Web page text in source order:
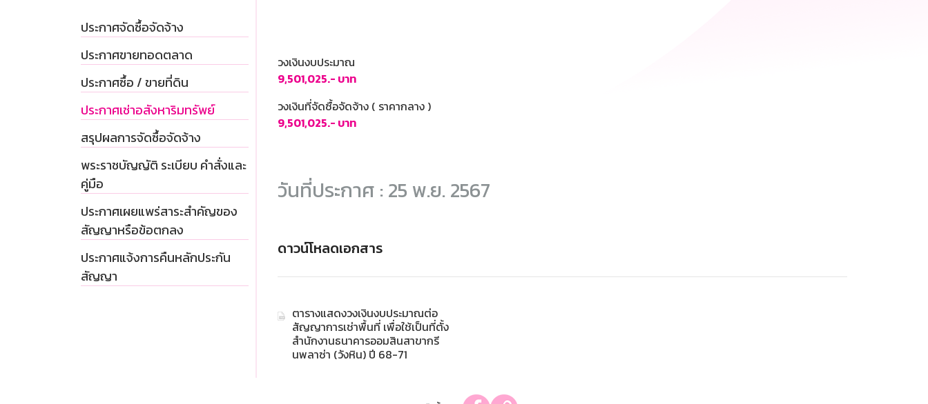
ประกาศจัดซื้อจัดจ้าง
ประกาศขายทอดตลาด
ประกาศซื้อ / ขายที่ดิน
ประกาศเช่าอสังหาริมทรัพย์
สรุปผลการจัดซื้อจัดจ้าง
พระราชบัญญัติ ระเบียบ คำสั่งและ
คู่มือ
ประกาศเผยแพร่สาระสำคัญของ
สัญญาหรือข้อตกลง
ประกาศแจ้งการคืนหลักประกัน
สัญญา
วงเงินงบประมาณ
9,501,025.- บาท
วงเงินที่จัดซื้อจัดจ้าง ( ราคากลาง )
9,501,025.- บาท
วันที่ประกาศ : 25 พ.ย. 2567
ดาวน์โหลดเอกสาร
ตารางแสดงวงเงินงบประมาณต่อ
สัญญาการเช่าพื้นที่ เพื่อใช้เป็นที่ตั้ง
สำนักงานธนาคารออมสินสาขากรี
นพลาซ่า (วังหิน) ปี 68-71